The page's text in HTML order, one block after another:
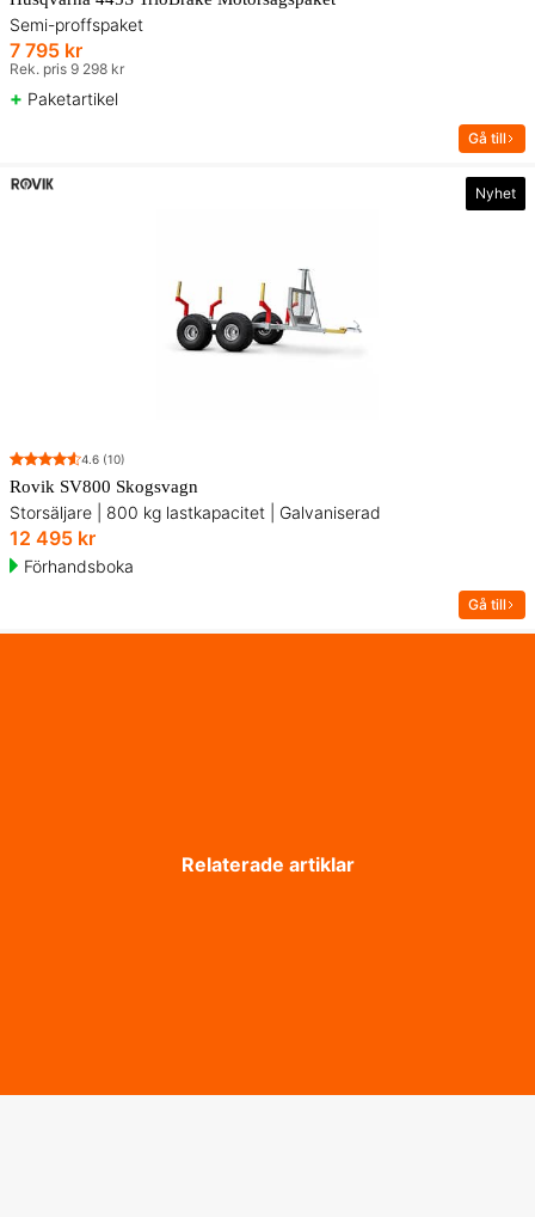
Semi-proffspaket
7 795 kr
Rek. pris 9 298 kr
+ Paketartikel
Gå till
Nyhet
4.6 (10)
Rovik SV800 Skogsvagn
Storsäljare | 800 kg lastkapacitet | Galvaniserad
12 495 kr
Förhandsboka
Gå till
Relaterade artiklar